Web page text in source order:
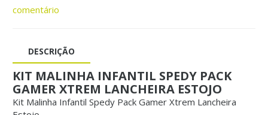
comentário
DESCRIÇÃO
KIT MALINHA INFANTIL SPEDY PACK
GAMER XTREM LANCHEIRA ESTOJO
Kit Malinha Infantil Spedy Pack Gamer Xtrem Lancheira